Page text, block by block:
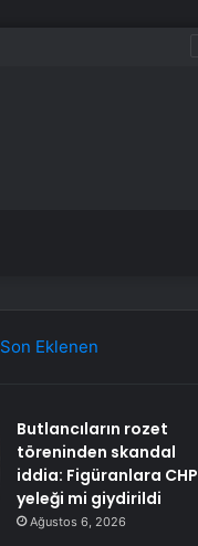
Son Eklenen
Butlancıların rozet
töreninden skandal
iddia: Figüranlara CHP
yeleği mi giydirildi
Ağustos 6, 2026